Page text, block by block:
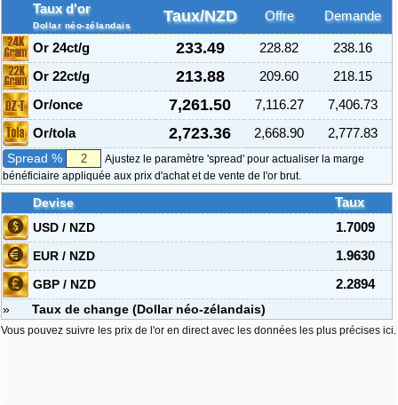
Taux d'or
Dollar néo-zélandais
Taux/NZD Offre Demande
Or 24ct/g 233.49 228.82
238.16
Or 22ct/g
213.88 209.60
218.15
Or/once
7,261.50 7,116.27
7,406.73
Or/tola
2,723.36 2,668.90 2,777.83
Spread %
Ajustez le paramètre 'spread' pour actualiser la marge
bénéficiaire appliquée aux prix d'achat et de vente de l'or brut.
Devise
Taux
USD / NZD
1.7009
EUR / NZD
1.9630
GBP / NZD
2.2894
»
Taux de change (Dollar néo-zélandais)
Vous pouvez suivre les prix de l'or en direct avec les données les plus précises ici.